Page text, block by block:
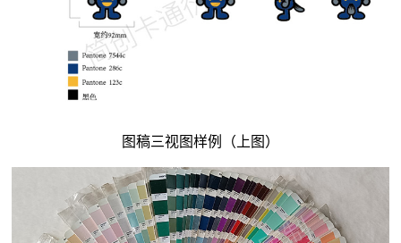
图稿三视图样例（上图）